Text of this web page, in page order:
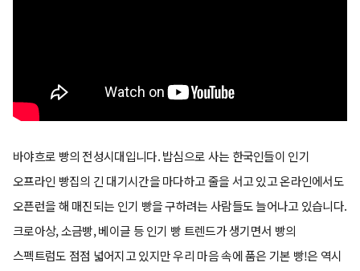
바야흐로 빵의 전성시대입니다. 밥심으로 사는 한국인들이 인기
오프라인 빵집의 긴 대기시간을 마다하고 줄을 서고 있고 온라인에서도
오픈런을 해 매진되는 인기 빵을 구하려는 사람들도 늘어나고 있습니다.
크로아상, 소금빵, 베이글 등 인기 빵 트렌드가 생기면서 빵의
스펙트럼도 점점 넓어지고 있지만 우리 마음 속에 품은 기본 빵!은 역시